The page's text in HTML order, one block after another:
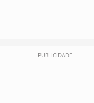
PUBLICIDADE